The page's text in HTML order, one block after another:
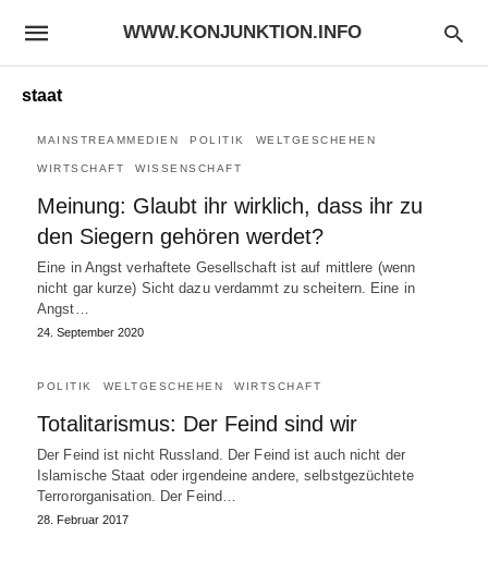
WWW.KONJUNKTION.INFO
staat
MAINSTREAMMEDIEN POLITIK WELTGESCHEHEN
WIRTSCHAFT WISSENSCHAFT
Meinung: Glaubt ihr wirklich, dass ihr zu
den Siegern gehören werdet?
Eine in Angst verhaftete Gesellschaft ist auf mittlere (wenn
nicht gar kurze) Sicht dazu verdammt zu scheitern. Eine in
Angst…
24. September 2020
POLITIK WELTGESCHEHEN WIRTSCHAFT
Totalitarismus: Der Feind sind wir
Der Feind ist nicht Russland. Der Feind ist auch nicht der
Islamische Staat oder irgendeine andere, selbstgezüchtete
Terrororganisation. Der Feind…
28. Februar 2017